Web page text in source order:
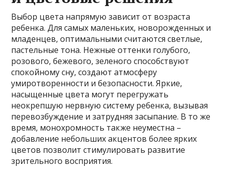
Выбор цвета напрямую зависит от возраста
ребенка. Для самых маленьких, новорожденных и
младенцев, оптимальными считаются светлые,
пастельные тона. Нежные оттенки голубого,
розового, бежевого, зеленого способствуют
спокойному сну, создают атмосферу
умиротворенности и безопасности. Яркие,
насыщенные цвета могут перегружать
неокрепшую нервную систему ребенка, вызывая
перевозбуждение и затрудняя засыпание. В то же
время, монохромность также неуместна –
добавление небольших акцентов более ярких
цветов позволит стимулировать развитие
зрительного восприятия.